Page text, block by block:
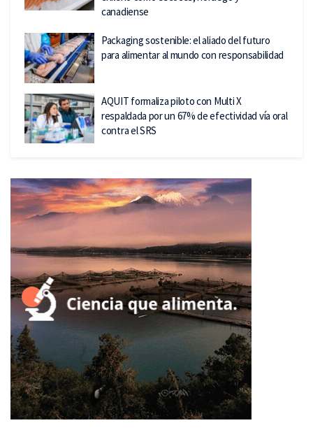
canadiense
Packaging sostenible: el aliado del futuro
para alimentar al mundo con responsabilidad
AQUIT formaliza piloto con Multi X
respaldada por un 67% de efectividad vía oral
contra el SRS